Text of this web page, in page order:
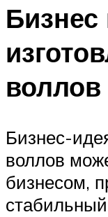
Бизнес
воллов
Бизнес-
воллов
бизнесом,